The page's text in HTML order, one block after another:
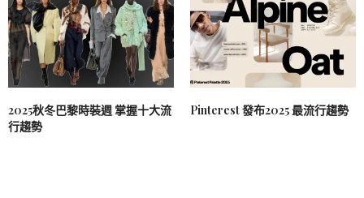
2025秋冬巴黎時裝週 掌握十大流
行趨勢
Pinterest 發布2025 最流行趨勢